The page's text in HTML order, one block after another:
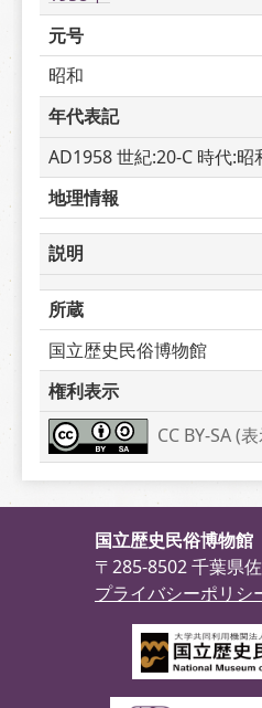
元号
昭和
年代表記
AD1958 世紀:20-C 時代:
地理情報
説明
所蔵
国立歴史民俗博物館
権利表示
CC BY-SA (
国立歴史民俗博物館
〒285-8502 千葉県
プライバシーポリシ